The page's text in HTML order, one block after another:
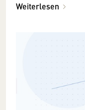
Weiterlesen